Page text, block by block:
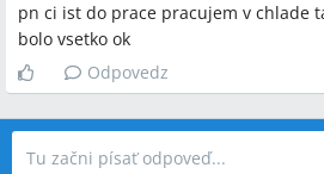
pn ci ist do prace pracujem v chlade
bolo vsetko ok
Odpovedz